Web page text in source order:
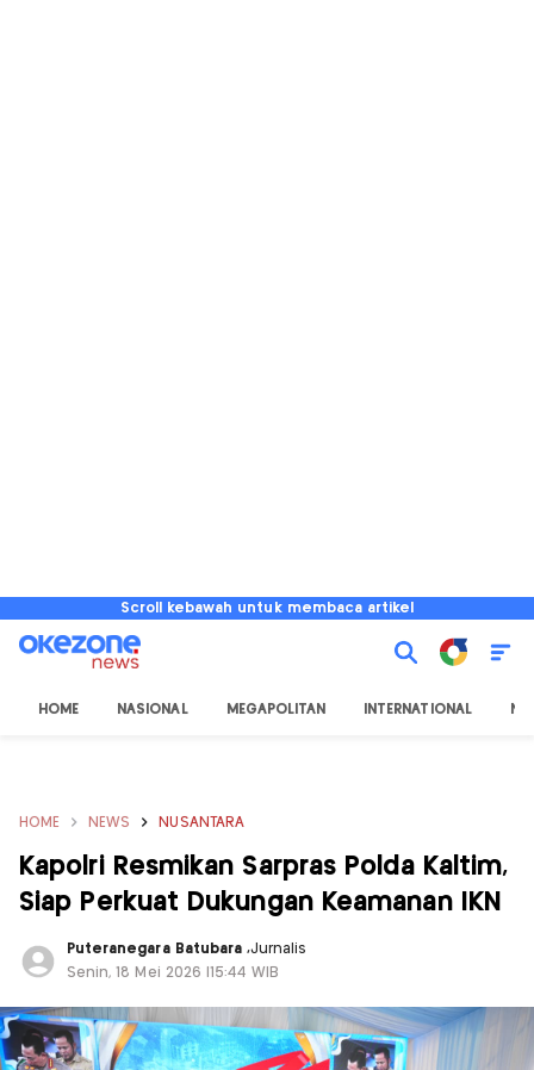
Scroll kebawah untuk membaca artikel
HOME NASIONAL MEGAPOLITAN INTERNATIONAL
HOME NEWS NUSANTARA
Kapolri Resmikan Sarpras Polda Kaltim,
Siap Perkuat Dukungan Keamanan IKN
Puteranegara Batubara,Jurnalis
Senin, 18 Mei 2026 |15:44 WIB